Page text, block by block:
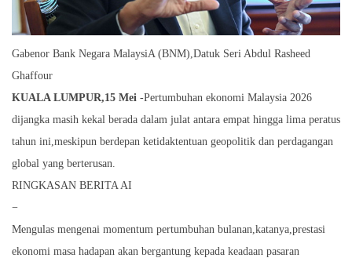
Gabenor Bank Negara MalaysiA (BNM),Datuk Seri Abdul Rasheed
Ghaffour
KUALA LUMPUR,15 Mei -Pertumbuhan ekonomi Malaysia 2026
dijangka masih kekal berada dalam julat antara empat hingga lima peratus
tahun ini,meskipun berdepan ketidaktentuan geopolitik dan perdagangan
global yang berterusan.
RINGKASAN BERITA AI
−
Mengulas mengenai momentum pertumbuhan bulanan,katanya,prestasi
ekonomi masa hadapan akan bergantung kepada keadaan pasaran